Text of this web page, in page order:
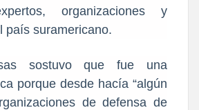
organizaciones y
país suramericano.
sostuvo que fue una
porque desde hacía “algún
de defensa de